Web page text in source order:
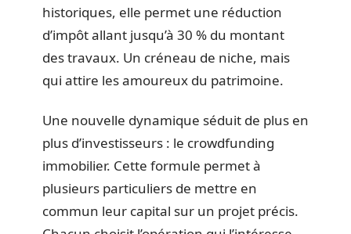
historiques, elle permet une réduction
d’impôt allant jusqu’à 30 % du montant
des travaux. Un créneau de niche, mais
qui attire les amoureux du patrimoine.
Une nouvelle dynamique séduit de plus en
plus d’investisseurs : le crowdfunding
immobilier. Cette formule permet à
plusieurs particuliers de mettre en
commun leur capital sur un projet précis.